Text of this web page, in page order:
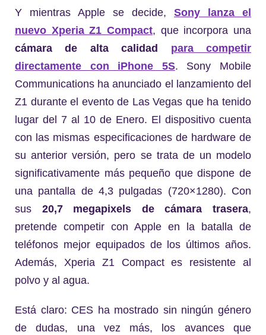
Y mientras Apple se decide, Sony lanza el
nuevo Xperia Z1 Compact, que incorpora una
cámara de alta calidad para competir
directamente con iPhone 5S. Sony Mobile
Communications ha anunciado el lanzamiento del
Z1 durante el evento de Las Vegas que ha tenido
lugar del 7 al 10 de Enero. El dispositivo cuenta
con las mismas especificaciones de hardware de
su anterior versión, pero se trata de un modelo
significativamente más pequeño que dispone de
una pantalla de 4,3 pulgadas (720×1280). Con
sus 20,7 megapixels de cámara trasera,
pretende competir con Apple en la batalla de
teléfonos mejor equipados de los últimos años.
Además, Xperia Z1 Compact es resistente al
polvo y al agua.
Está claro: CES ha mostrado sin ningún género
de dudas, una vez más, los avances que